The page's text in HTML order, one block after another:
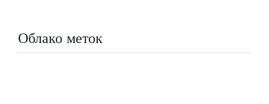
Облако меток